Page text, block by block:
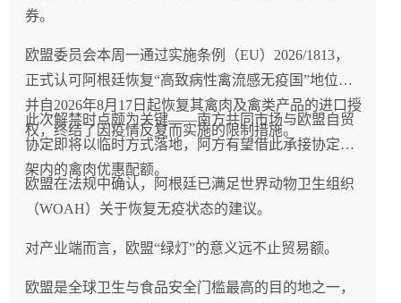
券。
欧盟委员会本周一通过实施条例（EU）2026/1813，
正式认可阿根廷恢复“高致病性禽流感无疫国”地位，
并自2026年8月17日起恢复其禽肉及禽类产品的进口授
权，终结了因疫情反复而实施的限制措施。
此次解禁时点颇为关键——南方共同市场与欧盟自贸
协定即将以临时方式落地，阿方有望借此承接协定框
架内的禽肉优惠配额。
欧盟在法规中确认，阿根廷已满足世界动物卫生组织
（WOAH）关于恢复无疫状态的建议。
对产业端而言，欧盟“绿灯”的意义远不止贸易额。
欧盟是全球卫生与食品安全门槛最高的目的地之一，